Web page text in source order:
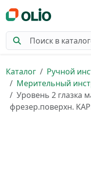
Каталог
Ручной
Мерительный
Уровень 2 глазка
фрезер.поверхн.